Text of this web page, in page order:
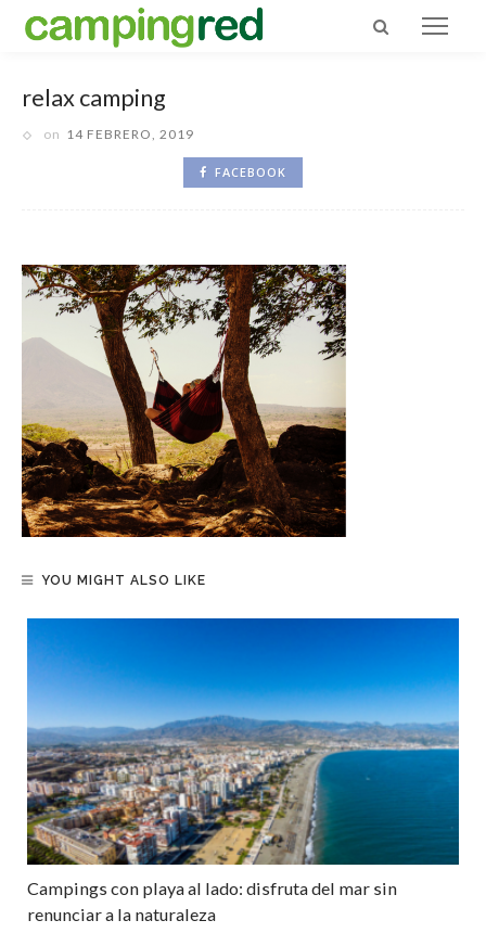
relax camping
on 14 FEBRERO, 2019
FACEBOOK
YOU MIGHT ALSO LIKE
Campings con playa al lado: disfruta del mar sin
renunciar a la naturaleza